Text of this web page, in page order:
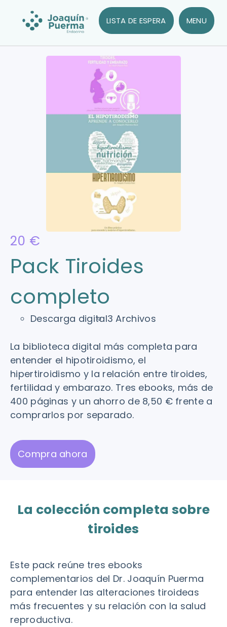
LISTA DE ESPERA MENU
20 €
Pack Tiroides
completo
Descarga digital3 Archivos
La biblioteca digital más completa para
entender el hipotiroidismo, el
hipertiroidismo y la relación entre tiroides,
fertilidad y embarazo. Tres ebooks, más de
400 páginas y un ahorro de 8,50 € frente a
comprarlos por separado.
Compra ahora
La colección completa sobre
tiroides
Este pack reúne tres ebooks
complementarios del Dr. Joaquín Puerma
para entender las alteraciones tiroideas
más frecuentes y su relación con la salud
reproductiva.